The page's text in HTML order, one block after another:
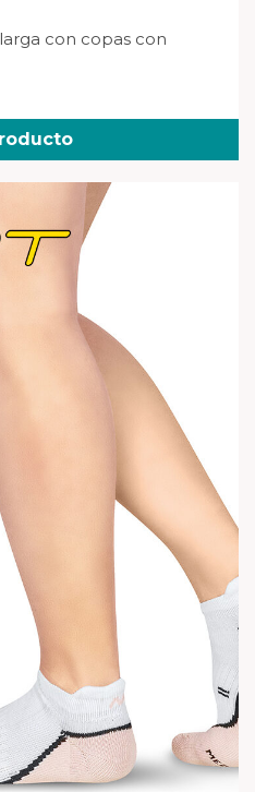
con copas con